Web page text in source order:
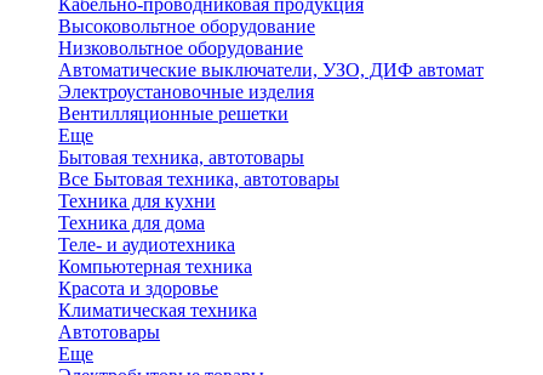
Кабельно-проводниковая продукция
Высоковольтное оборудование
Низковольтное оборудование
Автоматические выключатели, УЗО, ДИФ автомат
Электроустановочные изделия
Вентилляционные решетки
Еще
Бытовая техника, автотовары
Все Бытовая техника, автотовары
Техника для кухни
Техника для дома
Теле- и аудиотехника
Компьютерная техника
Красота и здоровье
Климатическая техника
Автотовары
Еще